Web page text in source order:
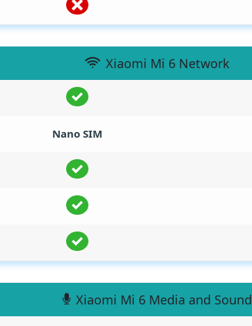
Xiaomi Mi 6 Network
Nano SIM
Xiaomi Mi 6 Media and Sound